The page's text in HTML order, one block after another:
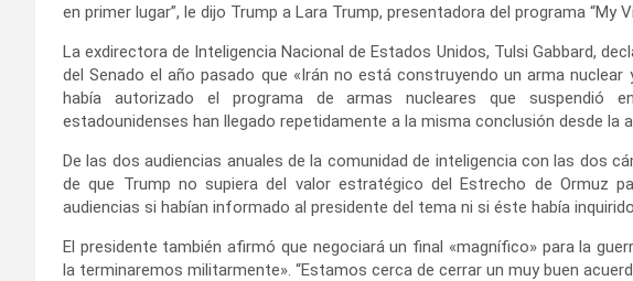
en primer lugar”, le dijo Trump a Lara Trump, presentadora del programa “My
La exdirectora de Inteligencia Nacional de Estados Unidos, Tulsi Gabbard,
del Senado el año pasado que «Irán no está construyendo un arma
había autorizado el programa de armas nucleares que suspendió
estadounidenses han llegado repetidamente a la misma conclusión desde la
De las dos audiencias anuales de la comunidad de inteligencia con las dos
de que Trump no supiera del valor estratégico del Estrecho de Ormuz
audiencias si habían informado al presidente del tema ni si éste había
El presidente también afirmó que negociará un final «magnífico» para la
la terminaremos militarmente». “Estamos cerca de cerrar un muy buen